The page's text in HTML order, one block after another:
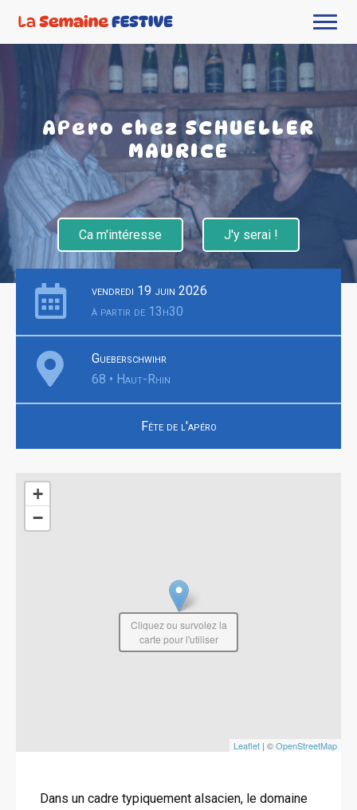
APero chez SCHUELLER
MAURICE
Ca m'intéresse J'y serai !
vendredi 19 juin 2026
à partir de 13h30
Gueberschwihr
68 • Haut-Rhin
Fête de l'apéro
+
−
Leaflet | ©OpenStreetMap
Cliquez ou survolez la
carte pour l'utiliser
Dans un cadre typiquement alsacien, le domaine